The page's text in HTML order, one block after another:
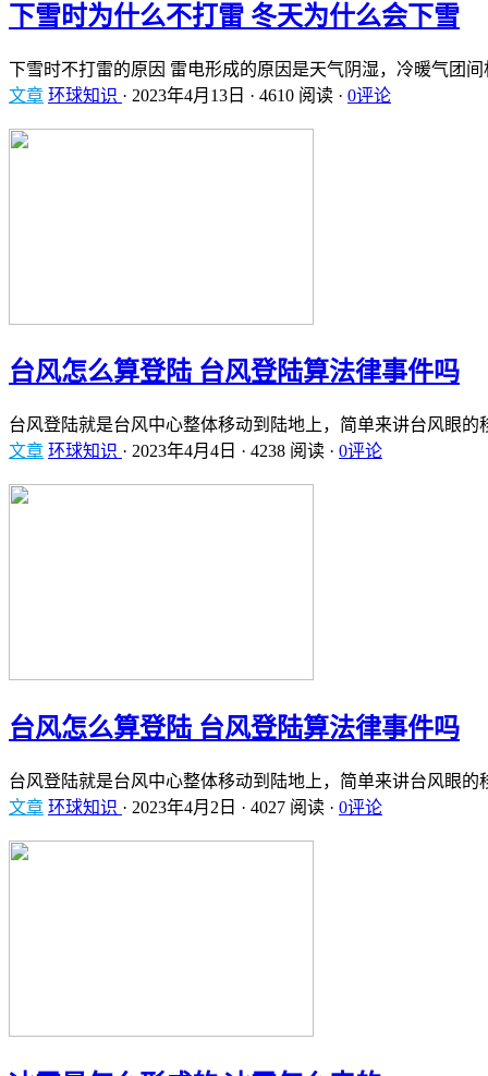
下雪时为什么不打雷 冬天为什么会下雪
下雪时不打雷的原因 雷电形成的原因是天气阴湿，冷暖气团
文章 环球知识 · 2023年4月13日 · 4610 阅读 · 0评论
台风怎么算登陆 台风登陆算法律事件吗
台风登陆就是台风中心整体移动到陆地上，简单来讲台风眼
文章 环球知识 · 2023年4月4日 · 4238 阅读 · 0评论
台风怎么算登陆 台风登陆算法律事件吗
台风登陆就是台风中心整体移动到陆地上，简单来讲台风眼
文章 环球知识 · 2023年4月2日 · 4027 阅读 · 0评论